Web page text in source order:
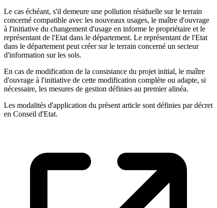
Le cas échéant, s'il demeure une pollution résiduelle sur le terrain
concerné compatible avec les nouveaux usages, le maître d'ouvrage
à l'initiative du changement d'usage en informe le propriétaire et le
représentant de l'Etat dans le département. Le représentant de l'Etat
dans le département peut créer sur le terrain concerné un secteur
d'information sur les sols.
En cas de modification de la consistance du projet initial, le maître
d'ouvrage à l'initiative de cette modification complète ou adapte, si
nécessaire, les mesures de gestion définies au premier alinéa.
Les modalités d'application du présent article sont définies par décret
en Conseil d'Etat.